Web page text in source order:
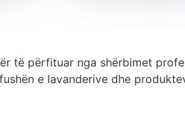
të përfituar nga shërbimet
e lavanderive dhe